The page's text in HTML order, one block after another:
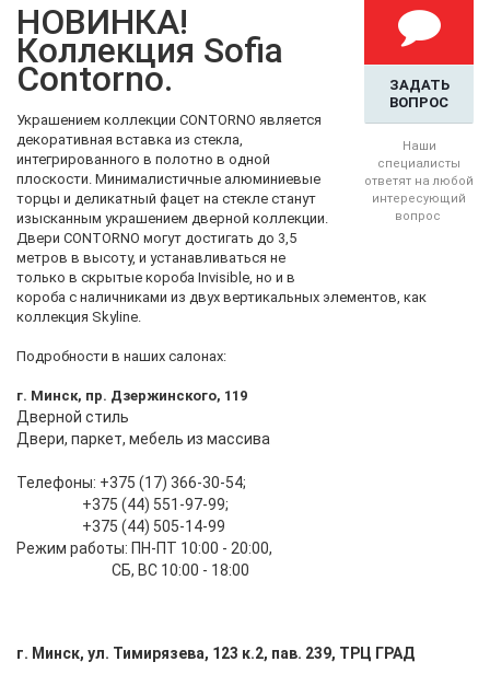
ЗАДАТЬ
ВОПРОС
Наши
специалисты
ответят на любой
интересующий
вопрос
НОВИНКА!
Коллекция Sofia
Contorno.
Украшением коллекции CONTORNO является
декоративная вставка из стекла,
интегрированного в полотно в одной
плоскости. Минималистичные алюминиевые
торцы и деликатный фацет на стекле станут
изысканным украшением дверной коллекции.
Двери CONTORNO могут достигать до 3,5
метров в высоту, и устанавливаться не
только в скрытые короба Invisible, но и в
короба с наличниками из двух вертикальных элементов, как
коллекция Skyline.
Подробности в наших салонах:
г. Минск, пр. Дзержинского, 119
Дверной стиль
Двери, паркет, мебель из массива
Телефоны: +375 (17) 366-30-54;
+375 (44) 551-97-99;
+375 (44) 505-14-99
Режим работы: ПН-ПТ 10:00 - 20:00,
СБ, ВС 10:00 - 18:00
г. Минск, ул. Тимирязева, 123 к.2, пав. 239, ТРЦ ГРАД